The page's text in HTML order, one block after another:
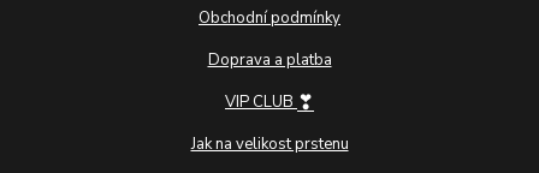
Obchodní podmínky
Doprava a platba
VIP CLUB ❣
Jak na velikost prstenu